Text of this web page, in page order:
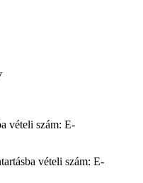
vételi szám: E-
vételi szám: E-